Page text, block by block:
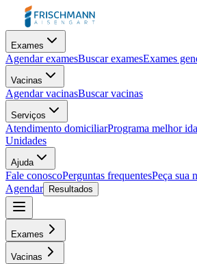
Exames
Agendar examesBuscar examesExames
Vacinas
Agendar vacinasBuscar vacinas
Serviços
Atendimento domiciliarPrograma melhor
Unidades
Ajuda
Fale conoscoPerguntas frequentesPeça sua
Agendar
Resultados
Exames
Vacinas